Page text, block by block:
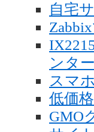
自宅
ンタ
スマ
低価
GMO